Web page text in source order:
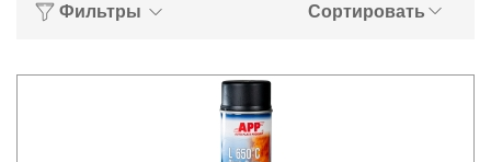
Фильтры Сортировать